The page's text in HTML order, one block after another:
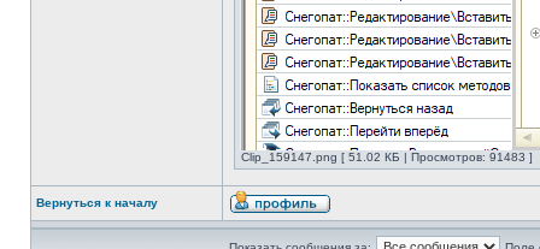
Clip_159147.png [ 51.02 КБ | Просмотров: 91483 ]
Вернуться к началу